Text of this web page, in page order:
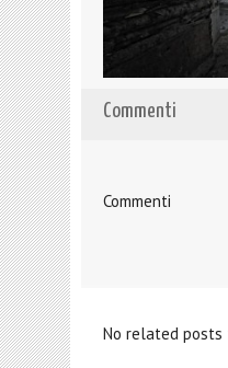
Commenti
Commenti
No related posts